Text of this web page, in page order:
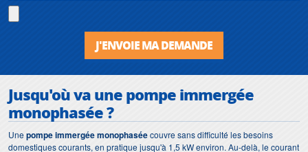
J'ENVOIE MA DEMANDE
Jusqu'où va une pompe immergée
monophasée ?
Unepompe immergée monophaséecouvre sans difficulté les besoins
domestiques courants, en pratique jusqu'à 1,5 kW environ. Au-delà, le courant